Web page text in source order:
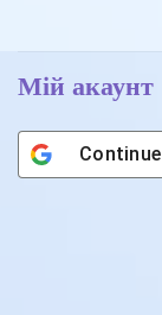
Мій акаунт